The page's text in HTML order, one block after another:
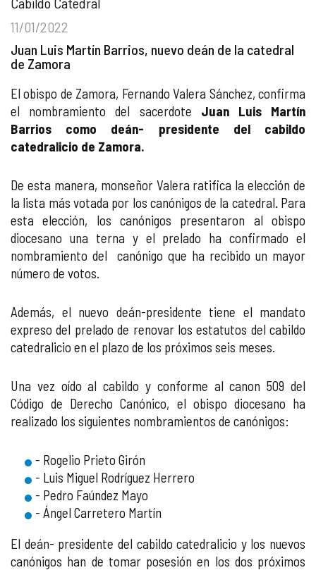
11/01/2022
Juan Luis Martín Barrios, nuevo deán de la catedral
de Zamora
El obispo de Zamora, Fernando Valera Sánchez, confirma
el nombramiento del sacerdote Juan Luis Martín
Barrios como deán- presidente del cabildo
catedralicio de Zamora.
De esta manera, monseñor Valera ratifica la elección de
la lista más votada por los canónigos de la catedral. Para
esta elección, los canónigos presentaron al obispo
diocesano una terna y el prelado ha confirmado el
nombramiento del canónigo que ha recibido un mayor
número de votos.
Además, el nuevo deán-presidente tiene el mandato
expreso del prelado de renovar los estatutos del cabildo
catedralicio en el plazo de los próximos seis meses.
Una vez oído al cabildo y conforme al canon 509 del
Código de Derecho Canónico, el obispo diocesano ha
realizado los siguientes nombramientos de canónigos:
- Rogelio Prieto Girón
- Luis Miguel Rodríguez Herrero
- Pedro Faúndez Mayo
- Ángel Carretero Martín
El deán- presidente del cabildo catedralicio y los nuevos
canónigos han de tomar posesión en los dos próximos